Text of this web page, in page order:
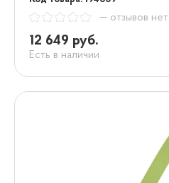
— отзывов нет
12 649 руб.
Есть в наличии